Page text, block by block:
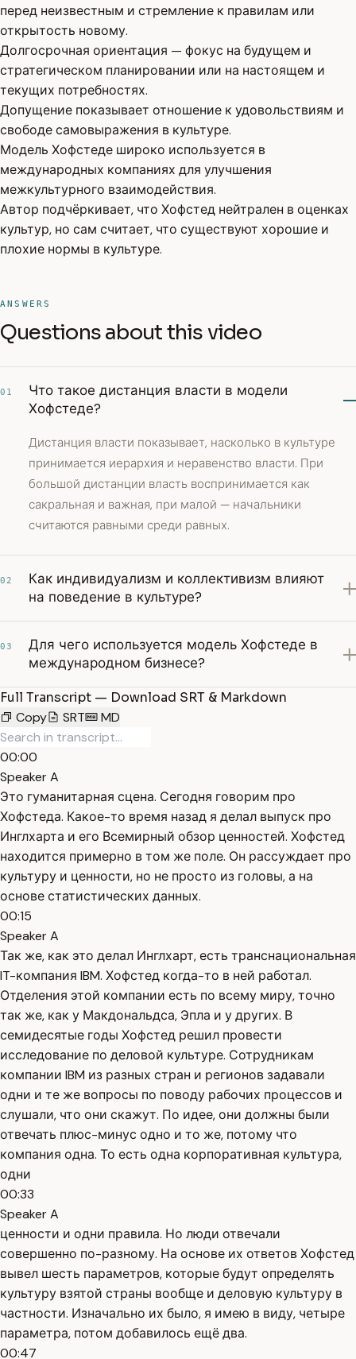
перед неизвестным и стремление к правилам или
открытость новому.
Долгосрочная ориентация — фокус на будущем и
стратегическом планировании или на настоящем и
текущих потребностях.
Допущение показывает отношение к удовольствиям и
свободе самовыражения в культуре.
Модель Хофстеде широко используется в
международных компаниях для улучшения
межкультурного взаимодействия.
Автор подчёркивает, что Хофстед нейтрален в оценках
культур, но сам считает, что существуют хорошие и
плохие нормы в культуре.
ANSWERS
Questions about this video
01
Что такое дистанция власти в модели
Хофстеде?
Дистанция власти показывает, насколько в культуре
принимается иерархия и неравенство власти. При
большой дистанции власть воспринимается как
сакральная и важная, при малой — начальники
считаются равными среди равных.
02
Как индивидуализм и коллективизм влияют
на поведение в культуре?
03
Для чего используется модель Хофстеде в
международном бизнесе?
Full Transcript — Download SRT & Markdown
Copy
SRT MD
00:00
Speaker A
Это гуманитарная сцена. Сегодня говорим про
Хофстеда. Какое-то время назад я делал выпуск про
Инглхарта и его Всемирный обзор ценностей. Хофстед
находится примерно в том же поле. Он рассуждает про
культуру и ценности, но не просто из головы, а на
основе статистических данных.
00:15
Speaker A
Так же, как это делал Инглхарт, есть транснациональная
IT-компания IBM. Хофстед когда-то в ней работал.
Отделения этой компании есть по всему миру, точно
так же, как у Макдональдса, Эпла и у других. В
семидесятые годы Хофстед решил провести
исследование по деловой культуре. Сотрудникам
компании IBM из разных стран и регионов задавали
одни и те же вопросы по поводу рабочих процессов и
слушали, что они скажут. По идее, они должны были
отвечать плюс-минус одно и то же, потому что
компания одна. То есть одна корпоративная культура,
одни
00:33
Speaker A
ценности и одни правила. Но люди отвечали
совершенно по-разному. На основе их ответов Хофстед
вывел шесть параметров, которые будут определять
культуру взятой страны вообще и деловую культуру в
частности. Изначально их было, я имею в виду, четыре
параметра, потом добавилось ещё два.
00:47